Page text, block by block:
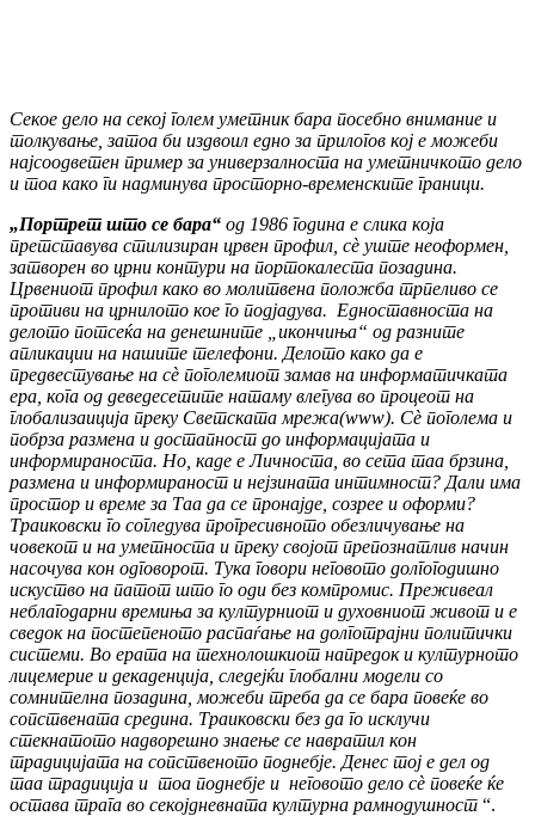
Секое дело на секој голем уметник бара посебно внимание и
толкување, затоа би издвоил едно за прилогов кој е можеби
најсоодветен пример за универзалноста на уметничкото дело
и тоа како ги надминува просторно-временските граници.
„Портрет што се бара“ од 1986 година е слика која
претставува стилизиран црвен профил, сѐ уште неоформен,
затворен во црни контури на портокалеста позадина.
Црвениот профил како во молитвена положба трпеливо се
противи на црнилото кое го подјадува. Едноставноста на
делото потсеќа на денешните „икончиња“ од разните
апликации на нашите телефони. Делото како да е
предвестување на сѐ поголемиот замав на информатичката
ера, кога од деведесетите натаму влегува во процеот на
глобализаиција преку Светската мрежа(www). Сѐ поголема и
побрза размена и достапност до информацијата и
информираноста. Но, каде е Личноста, во сета таа брзина,
размена и информираност и нејзината интимност? Дали има
простор и време за Таа да се пронајде, созрее и оформи?
Траиковски го согледува прогресивното обезличување на
човекот и на уметноста и преку својот препознатлив начин
насочува кон одговорот. Тука говори неговото долгогодишно
искуство на патот што го оди без компромис. Преживеал
неблагодарни времиња за културниот и духовниот живот и е
сведок на постепеното распаѓање на долготрајни политички
системи. Во ерата на технолошкиот напредок и културното
лицемерие и декаденција, следејќи глобални модели со
сомнителна позадина, можеби треба да се бара повеќе во
сопствената средина. Траиковски без да го исклучи
стекнатото надворешно знаење се навратил кон
традицијата на сопственото поднебје. Денес тој е дел од
таа традиција и тоа поднебје и неговото дело сѐ повеќе ќе
остава трага во секојдневната културна рамнодушност “.